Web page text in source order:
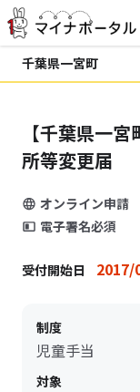
千葉県一宮町
【千葉県一
所等変更届
オンライン申請
電子署名必須
受付開始日 2017/
制度
児童手当
対象